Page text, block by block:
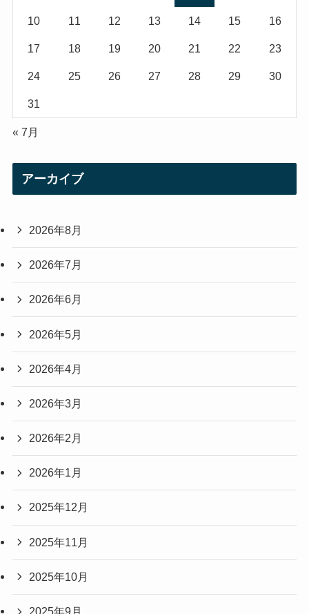
10 11 12 13 14 15 16
17 18 19 20 21 22 23
24 25 26 27 28 29 30
31
« 7月
アーカイブ
2026年8月
2026年7月
2026年6月
2026年5月
2026年4月
2026年3月
2026年2月
2026年1月
2025年12月
2025年11月
2025年10月
2025年9月